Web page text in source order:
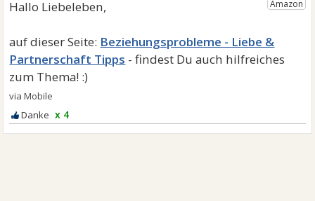
Beziehungsprobleme - Liebe &
Partnerschaft Tipps
x 4